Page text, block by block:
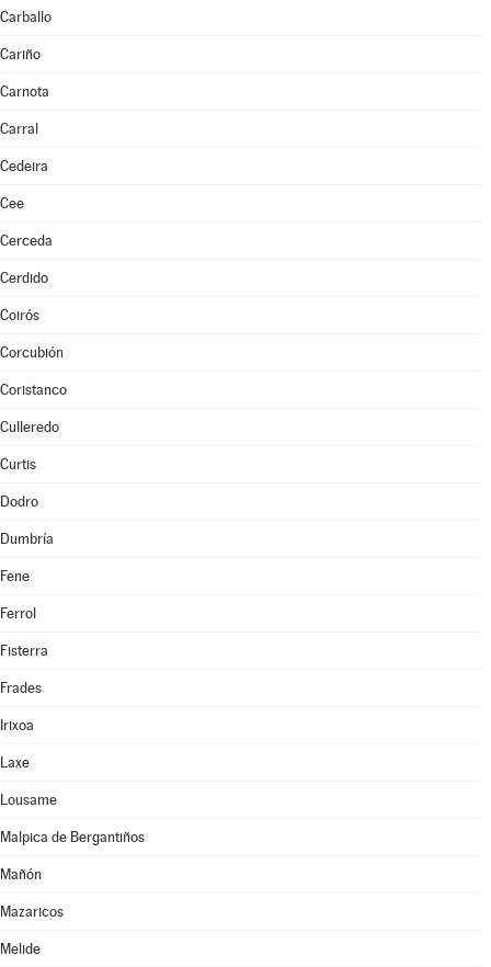
Carballo
Cariño
Carnota
Carral
Cedeira
Cee
Cerceda
Cerdido
Coirós
Corcubión
Coristanco
Culleredo
Curtis
Dodro
Dumbría
Fene
Ferrol
Fisterra
Frades
Irixoa
Laxe
Lousame
Malpica de Bergantiños
Mañón
Mazaricos
Melide